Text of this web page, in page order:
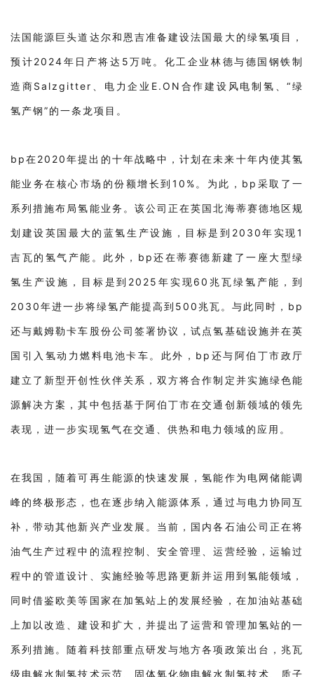
法国能源巨头道达尔和恩吉准备建设法国最大的绿氢项目，
预计2024年日产将达5万吨。化工企业林德与德国钢铁制
造商Salzgitter、电力企业E.ON合作建设风电制氢、“绿
氢产钢”的一条龙项目。
bp在2020年提出的十年战略中，计划在未来十年内使其氢
能业务在核心市场的份额增长到10%。为此，bp采取了一
系列措施布局氢能业务。该公司正在英国北海蒂赛德地区规
划建设英国最大的蓝氢生产设施，目标是到2030年实现1
吉瓦的氢气产能。此外，bp还在蒂赛德新建了一座大型绿
氢生产设施，目标是到2025年实现60兆瓦绿氢产能，到
2030年进一步将绿氢产能提高到500兆瓦。与此同时，bp
还与戴姆勒卡车股份公司签署协议，试点氢基础设施并在英
国引入氢动力燃料电池卡车。此外，bp还与阿伯丁市政厅
建立了新型开创性伙伴关系，双方将合作制定并实施绿色能
源解决方案，其中包括基于阿伯丁市在交通创新领域的领先
表现，进一步实现氢气在交通、供热和电力领域的应用。
在我国，随着可再生能源的快速发展，氢能作为电网储能调
峰的终极形态，也在逐步纳入能源体系，通过与电力协同互
补，带动其他新兴产业发展。当前，国内各石油公司正在将
油气生产过程中的流程控制、安全管理、运营经验，运输过
程中的管道设计、实施经验等思路更新并运用到氢能领域，
同时借鉴欧美等国家在加氢站上的发展经验，在加油站基础
上加以改造、建设和扩大，并提出了运营和管理加氢站的一
系列措施。随着科技部重点研发与地方各项政策出台，兆瓦
级电解水制氢技术示范、固体氧化物电解水制氢技术、质子